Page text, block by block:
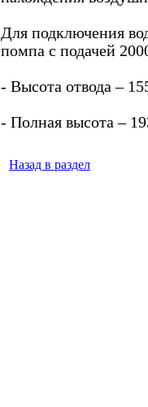
Для подключения
помпа с подачей
- Высота отвода –
- Полная высота –
Назад в раздел